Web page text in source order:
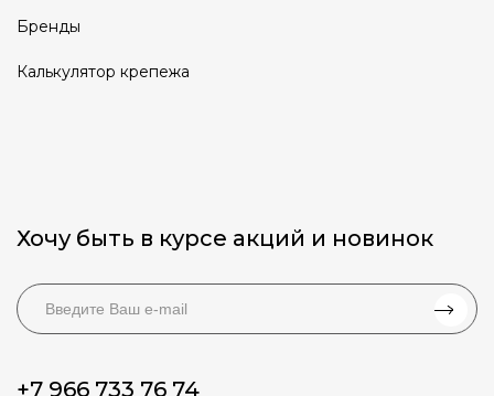
Бренды
Калькулятор крепежа
Хочу быть в курсе акций и новинок
+7 966 733 76 74